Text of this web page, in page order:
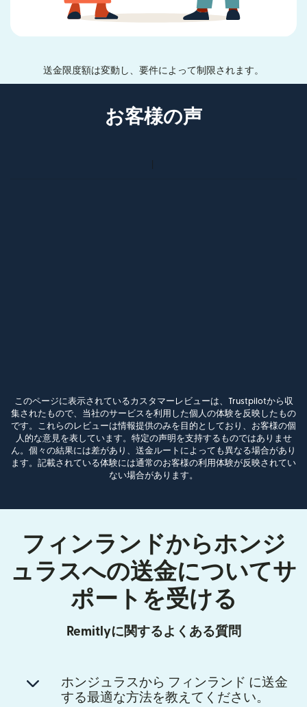
送金限度額は変動し、要件によって制限されます。
お客様の声
このページに表示されているカスタマーレビューは、Trustpilotから収
集されたもので、当社のサービスを利用した個人の体験を反映したもの
です。これらのレビューは情報提供のみを目的としており、お客様の個
人的な意見を表しています。特定の声明を支持するものではありませ
ん。個々の結果には差があり、送金ルートによっても異なる場合があり
ます。記載されている体験には通常のお客様の利用体験が反映されてい
ない場合があります。
フィンランドからホンジ
ュラスへの送金についてサ
ポートを受ける
Remitlyに関するよくある質問
ホンジュラスから フィンランド に送金
する最適な方法を教えてください。